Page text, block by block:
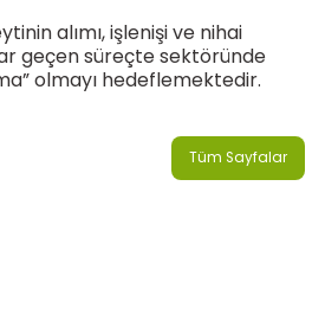
alımı, işlenişi ve nihai
geçen süreçte sektöründe
olmayı hedeflemektedir.
Tüm Sayfalar